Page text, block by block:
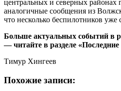
центральных и северных районах
аналогичные сообщения из
что несколько беспилотников уже
Больше актуальных событий в
— читайте в разделе
Тимур Хингеев
Похожие записи: